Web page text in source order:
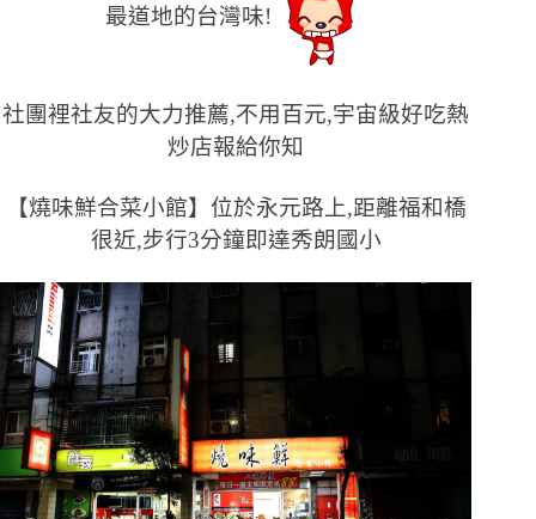
最道地的台灣味!
社團裡社友的大力推薦,不用百元,宇宙級好吃熱
炒店報給你知
【燒味鮮合菜小館】位於永元路上,距離福和橋
很近,步行3分鐘即達秀朗國小